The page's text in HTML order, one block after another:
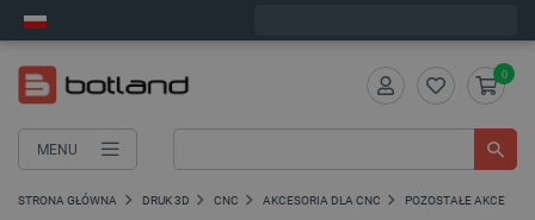
MENU
0
STRONA GŁÓWNA DRUK 3D CNC AKCESORIA DLA CNC POZOSTAŁE